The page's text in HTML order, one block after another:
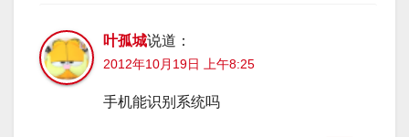
叶孤城说道：
2012年10月19日 上午8:25
手机能识别系统吗